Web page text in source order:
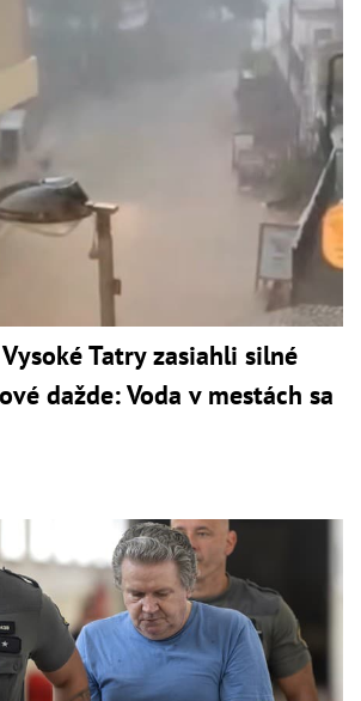
Vysoké Tatry zasiahli silné
dažde: Voda v mestách sa